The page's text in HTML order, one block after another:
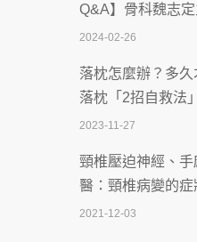
慣」逆轉腎功能 醫
2026-07-08
體溫飆破41度！醫
致死率達8成
2026-07-07
深耕萬華55年 西
智慧 醫療布局
2026-07-06
Q&A】骨科魏志
2024-02-26
落枕怎麼辦？多
落枕「2招自救法
2023-11-27
頸椎壓迫神經、手
醫：頸椎病變的症
2021-12-03